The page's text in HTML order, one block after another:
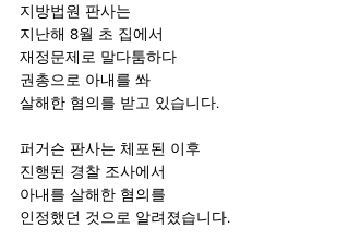
지방법원 판사는
지난해 8월 초 집에서
재정문제로 말다툼하다
권총으로 아내를 쏴
살해한 혐의를 받고 있습니다.
퍼거슨 판사는 체포된 이후
진행된 경찰 조사에서
아내를 살해한 혐의를
인정했던 것으로 알려졌습니다.